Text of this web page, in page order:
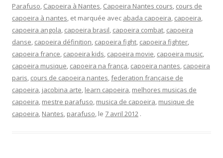
Parafuso, Capoeira à Nantes, Capoeira Nantes cours, cours de
capoeira à nantes, et marquée avec abada capoeira, capoeira,
capoeira angola, capoeira brasil, capoeira combat, capoeira
danse, capoeira définition, capoeira fight, capoeira fighter,
capoeira france, capoeira kids, capoeira movie, capoeira music,
capoeira musique, capoeira na frança, capoeira nantes, capoeira
paris, cours de capoeira nantes,federation française de
capoeira, jacobina arte, learn capoeira, melhores musicas de
capoeira, mestre parafuso, musica de capoeira, musique de
capoeira, Nantes, parafuso, le 7 avril 2012 .